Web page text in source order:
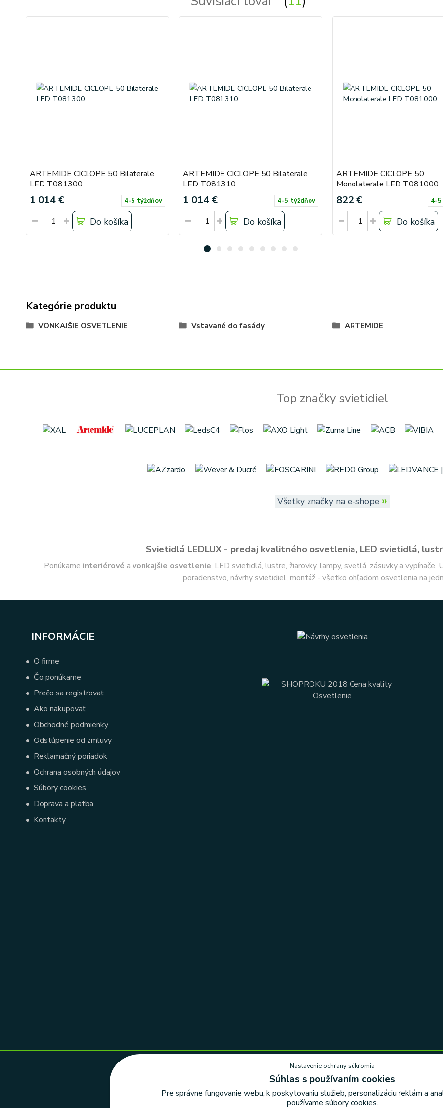
ARTEMIDE CICLOPE 50 Bilaterale
LED T081300
1 014 € 4-5 týždňov
Do košíka
ARTEMIDE CICLOPE 50 Bilaterale
LED T081310
1 014 € 4-5 týždňov
Do košíka
ARTEMIDE CICLOPE 50
Monolaterale LED T081000
822 € 4-
Do košíka
Kategórie produktu
VONKAJŠIE OSVETLENIE Vstavané do fasády ARTEMIDE
Top značky svietidiel
Všetky značky na e-shope »
Svietidlá LEDLUX - predaj kvalitného osvetlenia, LED svietidlá,
Ponúkame interiérové a vonkajšie osvetlenie, LED svietidlá, lustre, žiarovky, lampy, svetlá, zásuvky a
poradenstvo, návrhy svietidiel, montáž - všetko ohľadom osvetlenia na
INFORMÁCIE
• O firme
• Čo ponúkame
• Prečo sa registrovať
• Ako nakupovať
• Obchodné podmienky
• Odstúpenie od zmluvy
• Reklamačný poriadok
• Ochrana osobných údajov
• Súbory cookies
• Doprava a platba
• Kontakty
Nastavenie ochrany súkromia
Nastavenie ochrany súkromia
Súhlas s používaním cookies
Pre správne fungovanie webu, k poskytovaniu služieb, personalizáciu reklám a
používame súbory cookies.